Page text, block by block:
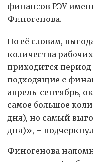
финансов РЭУ
Финогенова.
По её словам,
количества
приходится
подходящие с
апрель, сентябрь,
самое большое
дня), но самый
дня)», –
Финогенова